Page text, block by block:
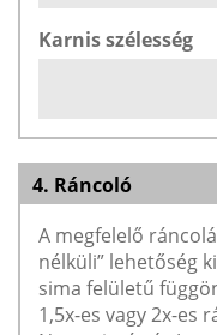
Karnis szélesség
4. Ráncoló
A megfelelő
nélküli” lehetőség
sima felületű
1,5x-es vagy 2x-es